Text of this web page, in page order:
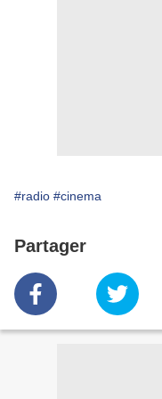
#radio #cinema
Partager